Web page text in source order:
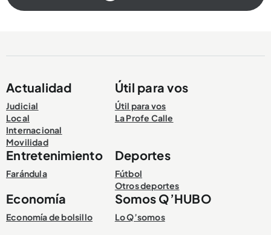
Compartir Noticia
Actualidad
Judicial
Local
Internacional
Movilidad
Útil para vos
Útil para vos
La Profe Calle
Entretenimiento
Farándula
Deportes
Fútbol
Otros deportes
Economía
Economía de bolsillo
Somos Q’HUBO
Lo Q’somos